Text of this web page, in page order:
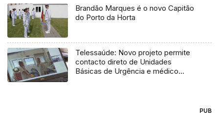
Brandão Marques é o novo Capitão
do Porto da Horta
Telessaúde: Novo projeto permite
contacto direto de Unidades
Básicas de Urgência e médico
PUB